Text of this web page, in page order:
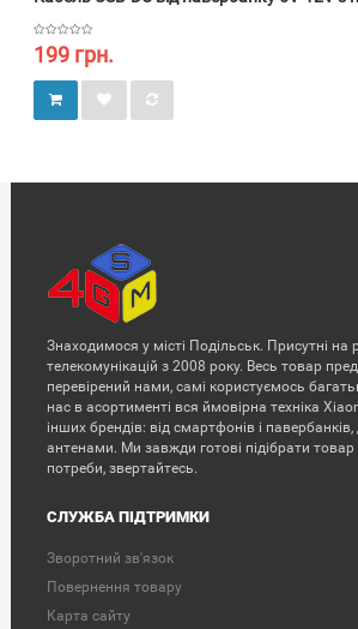
199 грн.
Знаходимося у місті Подільськ. Присутні на
телекомунікацій з 2008 року. Весь товар
перевірений нами, самі користуємось
нас в асортименті вся ймовірна техніка
інших брендів: від смартфонів і
антенами. Ми завжди готові підібрати товар
потреби, звертайтесь.
СЛУЖБА ПІДТРИМКИ
Зворотний зв'язок
Повернення товару
Карта сайту